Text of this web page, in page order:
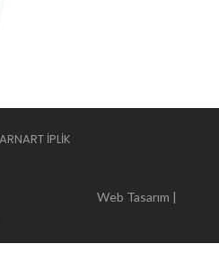
İPLİK
|